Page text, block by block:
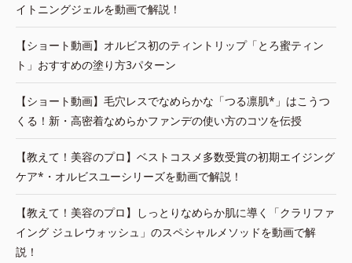
イトニングジェルを動画で解説！
【ショート動画】オルビス初のティントリップ「とろ蜜ティン
ト」おすすめの塗り方3パターン
【ショート動画】毛穴レスでなめらかな「つる凛肌*」はこうつ
くる！新・高密着なめらかファンデの使い方のコツを伝授
【教えて！美容のプロ】ベストコスメ多数受賞の初期エイジング
ケア*・オルビスユーシリーズを動画で解説！
【教えて！美容のプロ】しっとりなめらか肌に導く「クラリファ
イング ジュレウォッシュ」のスペシャルメソッドを動画で解
説！